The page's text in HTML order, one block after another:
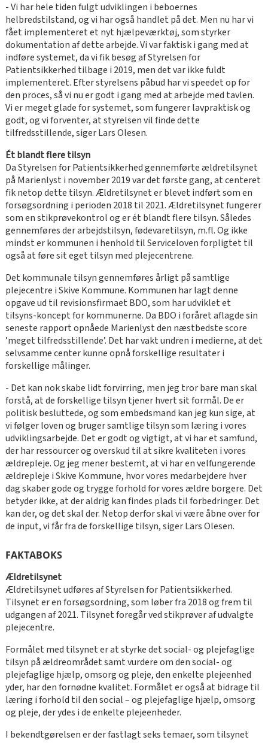
- Vi har hele tiden fulgt udviklingen i beboernes
helbredstilstand, og vi har også handlet på det. Men nu har vi
fået implementeret et nyt hjælpeværktøj, som styrker
dokumentation af dette arbejde. Vi var faktisk i gang med at
indføre systemet, da vi fik besøg af Styrelsen for
Patientsikkerhed tilbage i 2019, men det var ikke fuldt
implementeret. Efter styrelsens påbud har vi speedet op for
den proces, så vi nu er godt i gang med at arbejde med tavlen.
Vi er meget glade for systemet, som fungerer lavpraktisk og
godt, og vi forventer, at styrelsen vil finde dette
tilfredsstillende, siger Lars Olesen.
Ét blandt flere tilsyn
Da Styrelsen for Patientsikkerhed gennemførte ældretilsynet
på Marienlyst i november 2019 var det første gang, at centeret
fik netop dette tilsyn. Ældretilsynet er blevet indført som en
forsøgsordning i perioden 2018 til 2021. Ældretilsynet fungerer
som en stikprøvekontrol og er ét blandt flere tilsyn. Således
gennemføres der arbejdstilsyn, fødevaretilsyn, m.fl. Og ikke
mindst er kommunen i henhold til Serviceloven forpligtet til
også at føre sit eget tilsyn med plejecentrene.
Det kommunale tilsyn gennemføres årligt på samtlige
plejecentre i Skive Kommune. Kommunen har lagt denne
opgave ud til revisionsfirmaet BDO, som har udviklet et
tilsyns-koncept for kommunerne. Da BDO i foråret aflagde sin
seneste rapport opnåede Marienlyst den næstbedste score
’meget tilfredsstillende’. Det har vakt undren i medierne, at det
selvsamme center kunne opnå forskellige resultater i
forskellige målinger.
- Det kan nok skabe lidt forvirring, men jeg tror bare man skal
forstå, at de forskellige tilsyn tjener hvert sit formål. De er
politisk besluttede, og som embedsmand kan jeg kun sige, at
vi følger loven og bruger samtlige tilsyn som læring i vores
udviklingsarbejde. Det er godt og vigtigt, at vi har et samfund,
der har ressourcer og overskud til at sikre kvaliteten i vores
ældrepleje. Og jeg mener bestemt, at vi har en velfungerende
ældrepleje i Skive Kommune, hvor vores medarbejdere hver
dag skaber gode og trygge forhold for vores ældre borgere. Det
betyder ikke, at der aldrig kan findes plads til forbedringer. Det
kan der, og det skal der. Netop derfor skal vi være åbne over for
de input, vi får fra de forskellige tilsyn, siger Lars Olesen.
FAKTABOKS
Ældretilsynet
Ældretilsynet udføres af Styrelsen for Patientsikkerhed.
Tilsynet er en forsøgsordning, som løber fra 2018 og frem til
udgangen af 2021. Tilsynet foregår ved stikprøver af udvalgte
plejecentre.
Formålet med tilsynet er at styrke det social- og plejefaglige
tilsyn på ældreområdet samt vurdere om den social- og
plejefaglige hjælp, omsorg og pleje, den enkelte plejeenhed
yder, har den fornødne kvalitet. Formålet er også at bidrage til
læring i forhold til den social – og plejefaglige hjælp, omsorg
og pleje, der ydes i de enkelte plejeenheder.
I bekendtgørelsen er der fastlagt seks temaer, som tilsynet